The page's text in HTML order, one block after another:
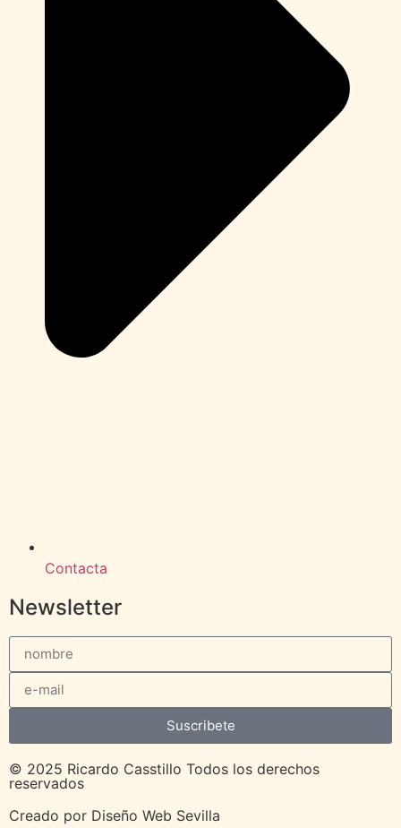
Contacta
Newsletter
Suscribete
© 2025 Ricardo Casstillo Todos los derechos
reservados
Creado por Diseño Web Sevilla